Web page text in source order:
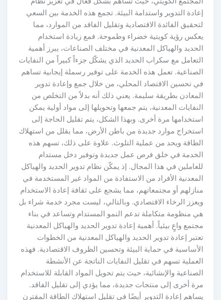
إعادة التدوير واستدامة البيئة. تجمع هذه الخدمة بين السعي
لتحقيق الفائدة الاقتصادية وتقليل الفاقد من الموارد، مما
يعكس رؤية كويتية خضراء وطموحة. فمع زيادة استخدام
الحديد والهياكل المعدنية في مختلف الصناعات، يبرز أهمية
التعامل مع سكراب الحديد الذي يشكّل جزءاً كبيراً من النفايات
الصناعية. تعمل هذه الخدمة على توفير رسملة إيجابية تساهم
في تحسين الاقتصاد المحلي، من خلال جمع وإعادة تدوير
المعادن بطريقة سليمة. يعني ذلك أنه بدلاً من التخلص من
النفايات المعدنية، يتم جمعها وتحويلها إلى مواد أولية يمكن
استخدامها مرة أخرى. وبهذا الشكل، يتم تقليل الحاجة إلى
استخراج موارد جديدة من باطن الأرض، مما يقلل من استهلاك
الطاقة ويحد من عملية التلوث. علاوة على ذلك، تسهم هذه
الخدمة في خلق فرص عمل جديدة وتوفير دخل مستدام
للعاملين في هذا المجال. إذ يمكّن نظام تدوير الحديد والهياكل
المعدنية الأفراد من الاستفادة من المواد غير المستخدمة في
منازلهم أو مجتمعاتهم، مما يشجع على ثقافة إعادة الاستخدام
ويعزز الرخاء الاقتصادي. وبالتالي، ليست مجرد خدمة شراء بل
هي منظومة متكاملة تدعم النمو المستدام وتساعد في بناء
مجتمع واعٍ بيئياً. أهمية إعادة تدوير الحديد والهياكل المعدنية
تعتبر إعادة تدوير الحديد والهياكل المعدنية من الخطوات
الأساسية في حماية البيئة وتحسين الظروف الاقتصادية. فهذه
العملية تسهم في تقليل النفايات الناتجة عن الأنشطة
الصناعية والإنشائية، حيث يتم تحويل المواد القابلة للاستخدام
مرة أخرى إلى منتجات جديدة، مما يؤدي إلى تقليل الفاقد.
يساهم إعادة التدوير أيضًا في تقليل استهلاك الطاقة المقترن